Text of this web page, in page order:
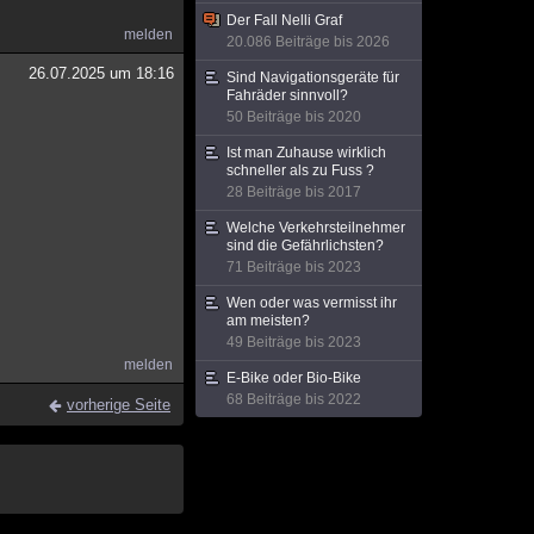
melden
26.07.2025 um 18:16
melden
vorherige Seite
Der Fall Nelli Graf
20.086 Beiträge bis 2026
Sind Navigationsgeräte für
Fahräder sinnvoll?
50 Beiträge bis 2020
Ist man Zuhause wirklich
schneller als zu Fuss ?
28 Beiträge bis 2017
Welche Verkehrsteilnehmer
sind die Gefährlichsten?
71 Beiträge bis 2023
Wen oder was vermisst ihr
am meisten?
49 Beiträge bis 2023
E-Bike oder Bio-Bike
68 Beiträge bis 2022